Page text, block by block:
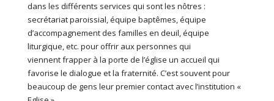
dans les différents services qui sont les nôtres :
secrétariat paroissial, équipe baptêmes, équipe
d’accompagnement des familles en deuil, équipe
liturgique, etc. pour offrir aux personnes qui
viennent frapper à la porte de l’église un accueil qui
favorise le dialogue et la fraternité. C’est souvent pour
beaucoup de gens leur premier contact avec l’institution «